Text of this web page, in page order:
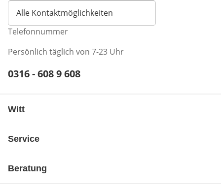
Alle Kontaktmöglichkeiten
Telefonnummer
Persönlich täglich von 7-23 Uhr
Telefonnummer:
0316 - 608 9 608
Witt
Service
Beratung